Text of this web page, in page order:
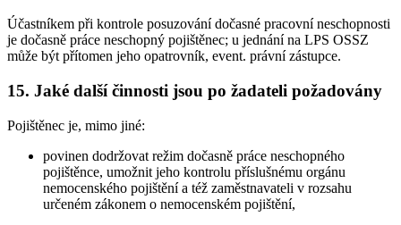
Účastníkem při kontrole posuzování dočasné pracovní neschopnosti
je dočasně práce neschopný pojištěnec; u jednání na LPS OSSZ
může být přítomen jeho opatrovník, event. právní zástupce.
15. Jaké další činnosti jsou po žadateli požadovány
Pojištěnec je, mimo jiné:
povinen dodržovat režim dočasně práce neschopného
pojištěnce, umožnit jeho kontrolu příslušnému orgánu
nemocenského pojištění a též zaměstnavateli v rozsahu
určeném zákonem o nemocenském pojištění,